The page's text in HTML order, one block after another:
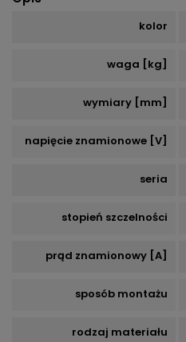
kolor
waga [kg]
wymiary [mm]
napięcie znamionowe [V]
seria
stopień szczelności
prąd znamionowy [A]
sposób montażu
rodzaj materiału